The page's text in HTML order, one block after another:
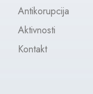
Antikorupcija
Aktivnosti
Kontakt